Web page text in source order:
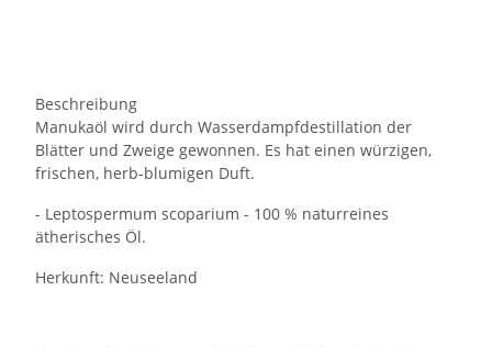
Beschreibung
Manukaöl wird durch Wasserdampfdestillation der
Blätter und Zweige gewonnen. Es hat einen würzigen,
frischen, herb-blumigen Duft.
- Leptospermum scoparium - 100 % naturreines
ätherisches Öl.
Herkunft: Neuseeland